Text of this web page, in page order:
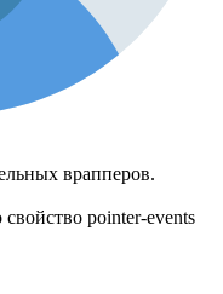
врапперов.
pointer-events